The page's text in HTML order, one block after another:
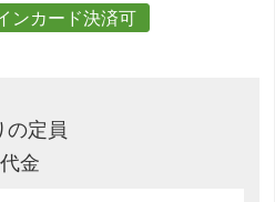
ンカード決済可
の定員
金